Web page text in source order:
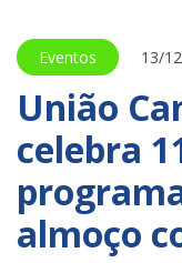
Eventos 13/
União
celebra
almoço